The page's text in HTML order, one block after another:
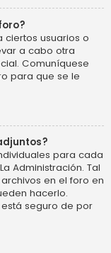
ciertos usuarios o
a cabo otra
Comuníquese
para que se le
para cada
Administración. Tal
en el foro en
hacerlo.
seguro de por